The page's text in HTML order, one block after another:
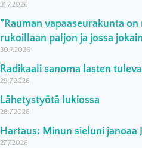
31.7.2026
”Rauman vapaaseurakunta
rukoillaan paljon ja jossa
30.7.2026
Radikaali sanoma lasten
29.7.2026
Lähetystyötä lukiossa
28.7.2026
Hartaus: Minun sieluni janoaa
27.7.2026